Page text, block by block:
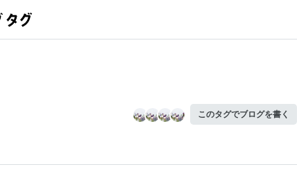
このタグでブログを書く